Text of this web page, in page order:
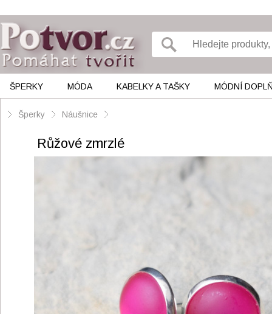
ŠPERKY MÓDA KABELKY A TAŠKY MÓDNÍ
Šperky Náušnice
Růžové zmrzlé